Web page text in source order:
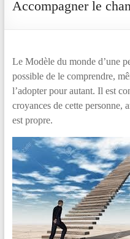
Blog
fait
différence
Accompagner le
Le Modèledu monde d’une
possible de le comprendre,
l’adopter pour autant. Il est
croyances de cette personne,
est propre.